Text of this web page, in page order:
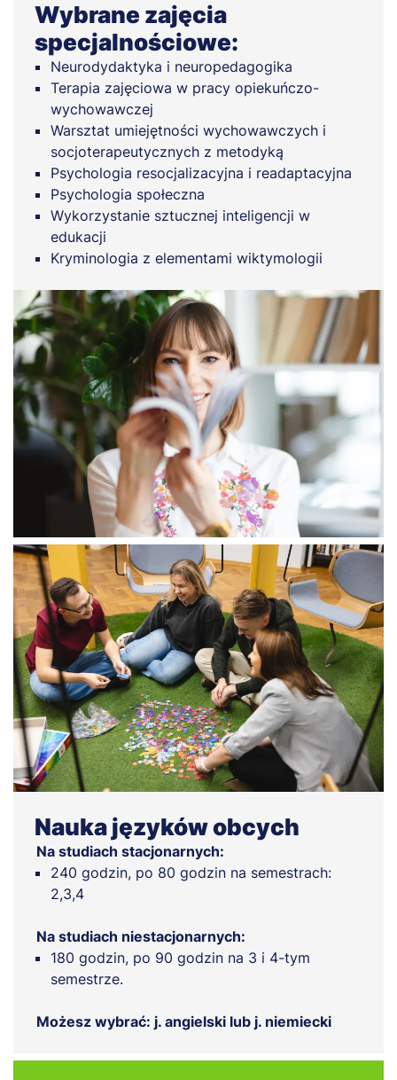
Wybrane zajęcia
specjalnościowe:
Neurodydaktyka i neuropedagogika
Terapia zajęciowa w pracy opiekuńczo-
wychowawczej
Warsztat umiejętności wychowawczych i
socjoterapeutycznych z metodyką
Psychologia resocjalizacyjna i readaptacyjna
Psychologia społeczna
Wykorzystanie sztucznej inteligencji w
edukacji
Kryminologia z elementami wiktymologii
Nauka języków obcych
Na studiach stacjonarnych:
240 godzin, po 80 godzin na semestrach:
2,3,4
Na studiach niestacjonarnych:
180 godzin, po 90 godzin na 3 i 4-tym
semestrze.
Możesz wybrać: j. angielski lub j. niemiecki